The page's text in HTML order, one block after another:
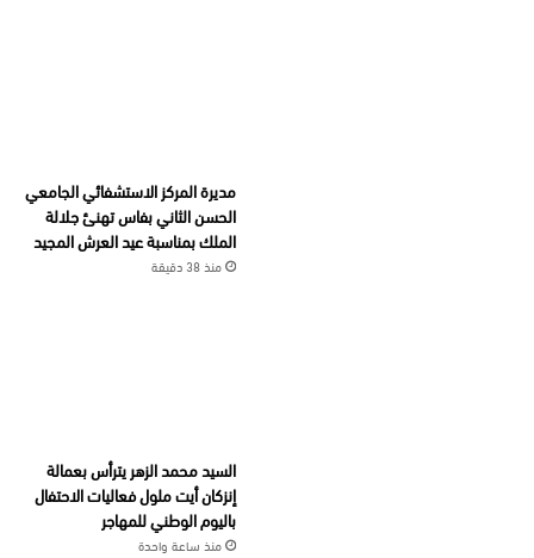
مديرة المركز الاستشفائي الجامعي
الحسن الثاني بفاس تهنئ جلالة
الملك بمناسبة عيد العرش المجيد
منذ 38 دقيقة
السيد محمد الزهر يترأس بعمالة
إنزكان أيت ملول فعاليات الاحتفال
باليوم الوطني للمهاجر
منذ ساعة واحدة